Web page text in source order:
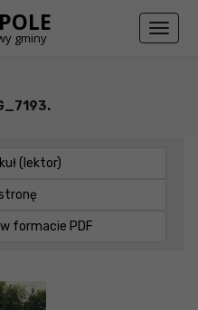
gminy
Toggle
(lektor)
formacie PDF